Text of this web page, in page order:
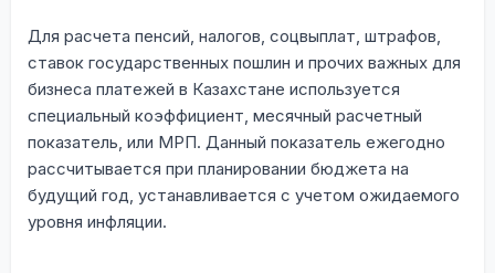
Для расчета пенсий, налогов, соцвыплат, штрафов,
ставок государственных пошлин и прочих важных для
бизнеса платежей в Казахстане используется
специальный коэффициент, месячный расчетный
показатель, или МРП. Данный показатель ежегодно
рассчитывается при планировании бюджета на
будущий год, устанавливается с учетом ожидаемого
уровня инфляции.